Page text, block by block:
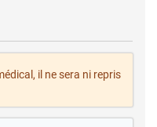
il ne sera ni repris